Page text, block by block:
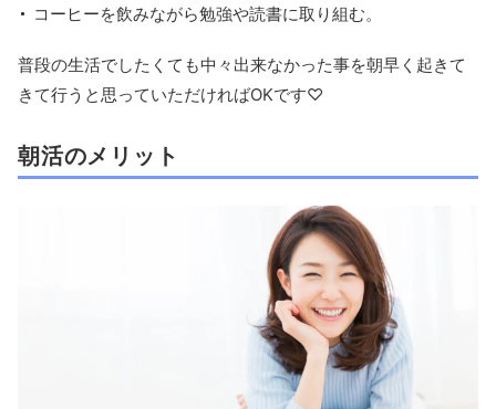
コーヒーを飲みながら勉強や読書に取り組む。
普段の生活でしたくても中々出来なかった事を朝早く起きて
きて行うと思っていただければOKです♡
朝活のメリット